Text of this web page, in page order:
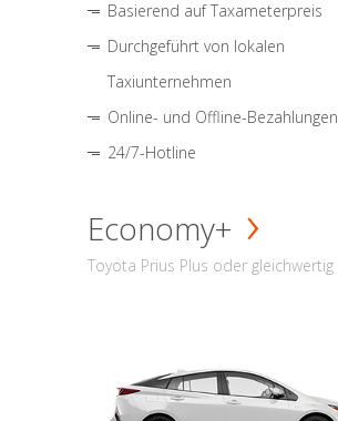
Basierend auf Taxameterpreis
Durchgeführt von lokalen
Taxiunternehmen
Online- und Offline-Bezahlungen
24/7-Hotline
Economy+
Toyota Prius Plus oder gleichwertig